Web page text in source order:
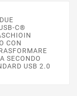
C®
CON
SECONDO
USB 2.0